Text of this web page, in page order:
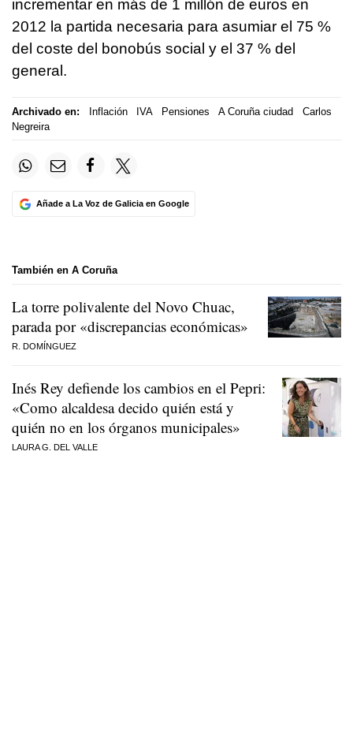
incrementar en más de 1 millón de euros en
2012 la partida necesaria para asumiar el 75 %
del coste del bonobús social y el 37 % del
general.
Archivado en: Inflación IVA Pensiones A Coruña ciudad
Carlos
Negreira
Añade a La Voz de Galicia en Google
También en A Coruña
La torre polivalente del Novo Chuac,
parada por «discrepancias económicas»
R. DOMÍNGUEZ
Inés Rey defiende los cambios en el Pepri:
«Como alcaldesa decido quién está y
quién no en los órganos municipales»
LAURA G. DEL VALLE